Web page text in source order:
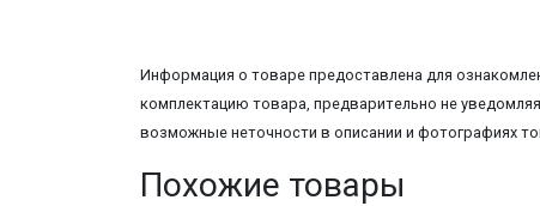
Информация о товаре предоставлена для
комплектацию товара, предварительно не
возможные неточности в описании и фотографиях
Похожие товары